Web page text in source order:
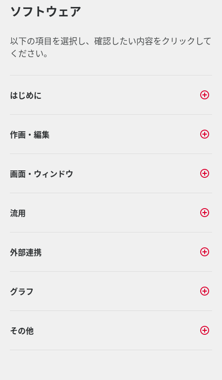
ソフトウェア
以下の項目を選択し、確認したい内容をクリックして
ください。
はじめに
作画・編集
画面・ウィンドウ
流用
外部連携
グラフ
その他